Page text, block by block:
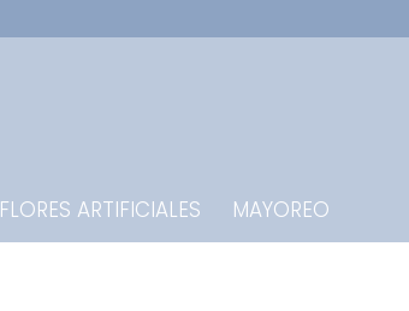
FLORES ARTIFICIALES MAYOREO